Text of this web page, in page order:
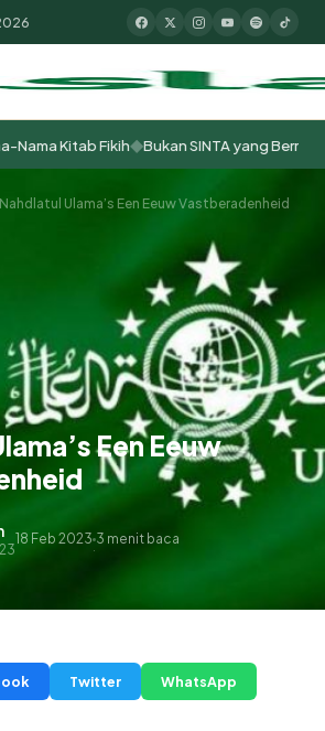
Khutbah JumatPesantrenTokoh
Fikih◆Bukan SINTA yang Bermasalah,
Nahdlatul Ulama’s Een Eeuw Vastberadenheid
Een Eeuw
18 Feb 2023.3 menit baca
Twitter WhatsApp